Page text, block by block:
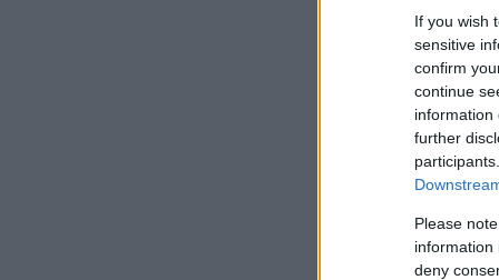
If you wish
sensitive
confirm
continue
information
further
Please
information
deny